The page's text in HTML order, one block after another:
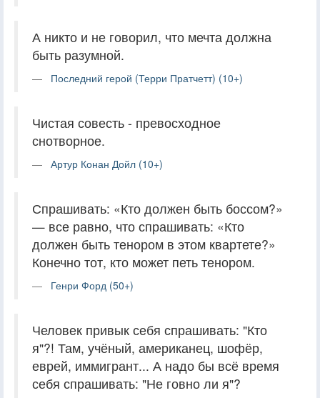
А никто и не говорил, что мечта должна
быть разумной.
Последний герой (Терри Пратчетт) (10+)
Чистая совесть - превосходное
снотворное.
Артур Конан Дойл (10+)
Спрашивать: «Кто должен быть боссом?»
— все равно, что спрашивать: «Кто
должен быть тенором в этом квартете?»
Конечно тот, кто может петь тенором.
Генри Форд (50+)
Человек привык себя спрашивать: "Кто
я"?! Там, учёный, американец, шофёр,
еврей, иммигрант... А надо бы всё время
себя спрашивать: "Не говно ли я"?